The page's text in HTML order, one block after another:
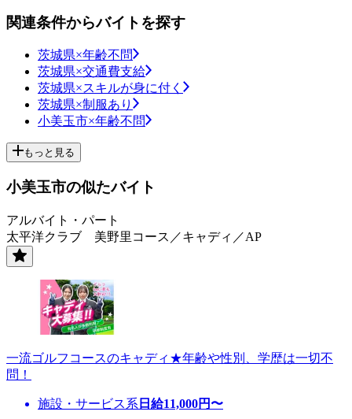
関連条件からバイトを探す
茨城県×年齢不問
茨城県×交通費支給
茨城県×スキルが身に付く
茨城県×制服あり
小美玉市×年齢不問
もっと見る
小美玉市の似たバイト
アルバイト・パート
太平洋クラブ 美野里コース／キャディ／AP
一流ゴルフコースのキャディ★年齢や性別、学歴は一切不
問！
施設・サービス系 日給11,000円〜